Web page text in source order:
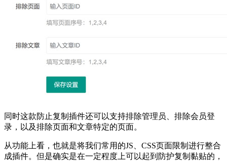
同时这款防止复制插件还可以支持排除管理员、排除会员登
录，以及排除页面和文章特定的页面。
从功能上看，也就是将我们常用的JS、CSS页面限制进行整合
成插件。但是确实是在一定程度上可以起到防护复制黏贴的，